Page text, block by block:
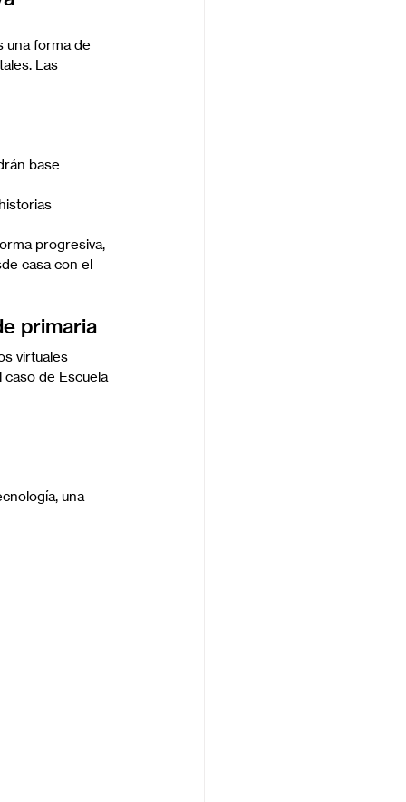
una forma de
Las
base
progresiva,
casa con el
primaria
virtuales
de Escuela
una